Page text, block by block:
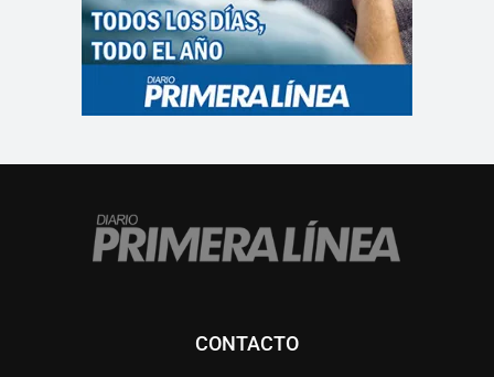
CONTACTO